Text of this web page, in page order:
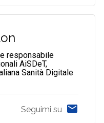
responsabile
AiSDeT,
Sanità Digitale
Seguimi su